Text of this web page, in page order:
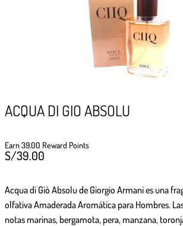
ACQUA DI GIO ABSOLU
Earn 39.00 Reward Points
S/39.00
Acqua di Giò Absolu de Giorgio Armanies una
olfativa Amaderada Aromática para Hombres.
notas marinas, bergamota, pera, manzana,
Ir a misGiftPoints
GIFTPOINTS